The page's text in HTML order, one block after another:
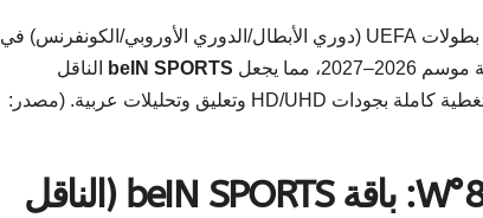
تمديد حقوق بث بطولات UEFA (دوري الأبطال/الدوري الأوروبي/الكونفرنس) في
مما يجعل
beIN SPORTS
الناقل
الرسمي الأول للمسابقة في منطقتنا. هذا يعني تغطية كاملة بجودات HD/UHD وتعليق وتحليلات عربية. (مصدر:
نايل سات / إيوتلسات 7–8°W: باقة beIN SPORTS (الناقل